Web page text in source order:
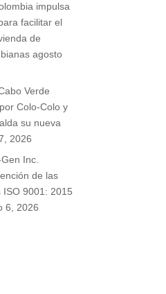
impulsa
facilitar el
de
agosto
Verde
Colo-Colo y
su nueva
2026
Inc.
de las
ISO 9001: 2015
6, 2026